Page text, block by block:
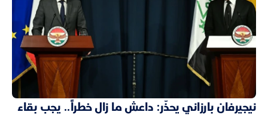
نيجيرفان بارزاني يحذّر: داعش ما زال خطراً.. يجب بقاء